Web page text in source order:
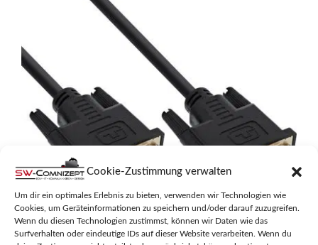
Cookie-Zustimmung verwalten
Um dir ein optimales Erlebnis zu bieten, verwenden wir Technologien wie
Cookies, um Geräteinformationen zu speichern und/oder darauf zuzugreifen.
Wenn du diesen Technologien zustimmst, können wir Daten wie das
Surfverhalten oder eindeutige IDs auf dieser Website verarbeiten. Wenn du
INLINE DVI-D ANSCHLUSSKABEL
PREMIUM, DIGITAL 24+1 STECKER, 1M
0